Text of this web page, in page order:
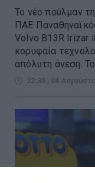
Το νέο πούλμαν
ΠΑΕ
Volvo B13R Irizar
κορυφαία
απόλυτη άνεση. Το...
22:35 | 04